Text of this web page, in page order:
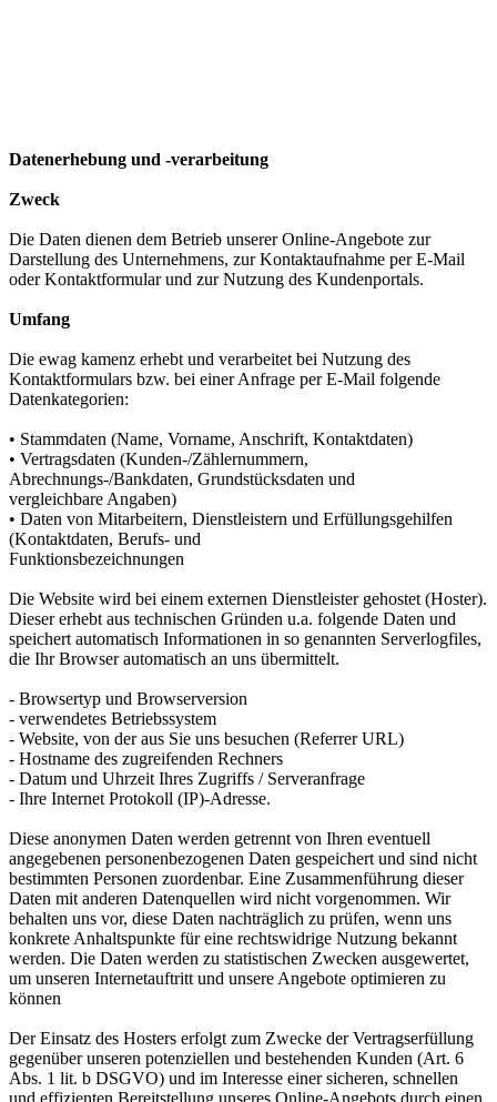
Datenerhebung und -verarbeitung
Zweck
Die Daten dienen dem Betrieb unserer Online-Angebote zur
Darstellung des Unternehmens, zur Kontaktaufnahme per E-Mail
oder Kontaktformular und zur Nutzung des Kundenportals.
Umfang
Die ewag kamenz erhebt und verarbeitet bei Nutzung des
Kontaktformulars bzw. bei einer Anfrage per E-Mail folgende
Datenkategorien:
• Stammdaten (Name, Vorname, Anschrift, Kontaktdaten)
• Vertragsdaten (Kunden-/Zählernummern,
Abrechnungs-/Bankdaten, Grundstücksdaten und
vergleichbare Angaben)
• Daten von Mitarbeitern, Dienstleistern und Erfüllungsgehilfen
(Kontaktdaten, Berufs- und
Funktionsbezeichnungen
Die Website wird bei einem externen Dienstleister gehostet (Hoster).
Dieser erhebt aus technischen Gründen u.a. folgende Daten und
speichert automatisch Informationen in so genannten Serverlogfiles,
die Ihr Browser automatisch an uns übermittelt.
- Browsertyp und Browserversion
- verwendetes Betriebssystem
- Website, von der aus Sie uns besuchen (Referrer URL)
- Hostname des zugreifenden Rechners
- Datum und Uhrzeit Ihres Zugriffs / Serveranfrage
- Ihre Internet Protokoll (IP)-Adresse.
Diese anonymen Daten werden getrennt von Ihren eventuell
angegebenen personenbezogenen Daten gespeichert und sind nicht
bestimmten Personen zuordenbar. Eine Zusammenführung dieser
Daten mit anderen Datenquellen wird nicht vorgenommen. Wir
behalten uns vor, diese Daten nachträglich zu prüfen, wenn uns
konkrete Anhaltspunkte für eine rechtswidrige Nutzung bekannt
werden. Die Daten werden zu statistischen Zwecken ausgewertet,
um unseren Internetauftritt und unsere Angebote optimieren zu
können
Der Einsatz des Hosters erfolgt zum Zwecke der Vertragserfüllung
gegenüber unseren potenziellen und bestehenden Kunden (Art. 6
Abs. 1 lit. b DSGVO) und im Interesse einer sicheren, schnellen